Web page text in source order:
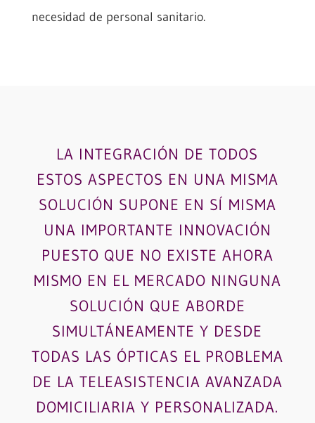
necesidad de personal sanitario.
LA INTEGRACIÓN DE TODOS
ESTOS ASPECTOS EN UNA MISMA
SOLUCIÓN SUPONE EN SÍ MISMA
UNA IMPORTANTE INNOVACIÓN
PUESTO QUE NO EXISTE AHORA
MISMO EN EL MERCADO NINGUNA
SOLUCIÓN QUE ABORDE
SIMULTÁNEAMENTE Y DESDE
TODAS LAS ÓPTICAS EL PROBLEMA
DE LA TELEASISTENCIA AVANZADA
DOMICILIARIA Y PERSONALIZADA.